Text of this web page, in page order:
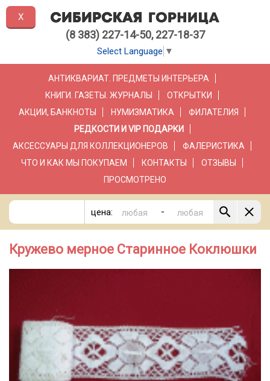
(8 383) 227-14-50, 227-18-37
Select Language ▼
АНТИКВАРИАТ. ПРЕДМЕТЫ ИНТЕРЬЕРА
КНИГИ. ГАЗЕТЫ. ЖУРНАЛЫ
ОТКРЫТКИ
АКЦИИ, БАНКНОТЫ
НУМИЗМАТИКА
ФИЛАТЕЛИЯ
РЕДКОСТИ И VIP ПОДАРКИ
АКСЕССУАРЫ ДЛЯ КОЛЛЕКЦИОНЕРОВ
ФАЛЕРИСТИКА
ЧТО И КАК МЫ ПОКУПАЕМ
КОНТАКТЫ
ОТЗЫВЫ
ПРОСМОТРЕНО
цена: -
Кружево мерное Старинное Коклюшки
X